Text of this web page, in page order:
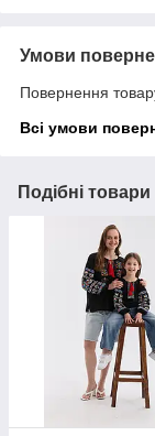
Умови
Повернення
Всі умови
Подібні товари